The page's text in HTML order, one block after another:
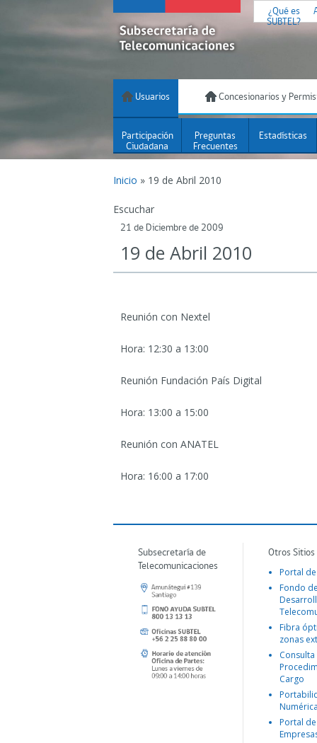
¿Qué es
SUBTEL?
Usuarios Concesionarios y
Participación
Ciudadana
Preguntas
Frecuentes
Estadísticas
Inicio » 19 de Abril 2010
Escuchar
21 de Diciembre de 2009
19 de Abril 2010
Reunión con Nextel
Hora: 12:30 a 13:00
Reunión Fundación País Digital
Hora: 13:00 a 15:00
Reunión con ANATEL
Hora: 16:00 a 17:00
Subsecretaría de
Telecomunicaciones
Otros
Portal
Fondo
Fibra
zonas
Consulta
Cargo
Portal